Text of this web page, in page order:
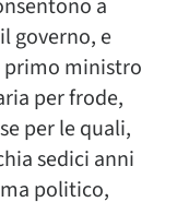
a
governo, e
primo ministro
per frode,
per le quali,
sedici anni
politico,